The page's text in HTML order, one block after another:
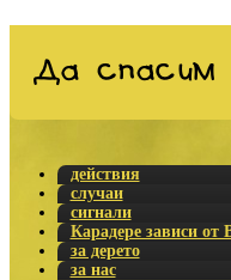
действия
случаи
сигнали
Карадере зависи от
за дерето
за нас